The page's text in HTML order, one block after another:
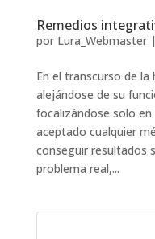
Remedios
por Lura_Webmaster|
En el transcurso de
alejándose de su
focalizándose solo en
aceptado cualquier
conseguir resultados
problema real,...